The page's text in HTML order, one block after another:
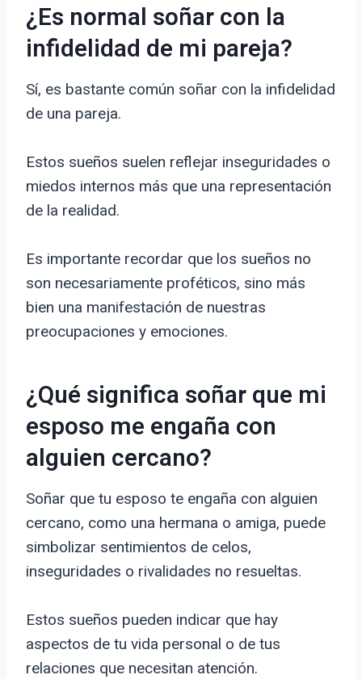
¿Es normal soñar con la
infidelidad de mi pareja?
Sí, es bastante común soñar con la infidelidad
de una pareja.
Estos sueños suelen reflejar inseguridades o
miedos internos más que una representación
de la realidad.
Es importante recordar que los sueños no
son necesariamente proféticos, sino más
bien una manifestación de nuestras
preocupaciones y emociones.
¿Qué significa soñar que mi
esposo me engaña con
alguien cercano?
Soñar que tu esposo te engaña con alguien
cercano, como una hermana o amiga, puede
simbolizar sentimientos de celos,
inseguridades o rivalidades no resueltas.
Estos sueños pueden indicar que hay
aspectos de tu vida personal o de tus
relaciones que necesitan atención.